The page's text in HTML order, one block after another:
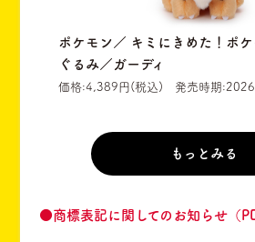
ポケモン／ キミにきめた！ポ
ぐるみ／ガーディ
価格:4,389円(税込) 発売時期:2026
もっとみる
●商標表記に関してのお知らせ（